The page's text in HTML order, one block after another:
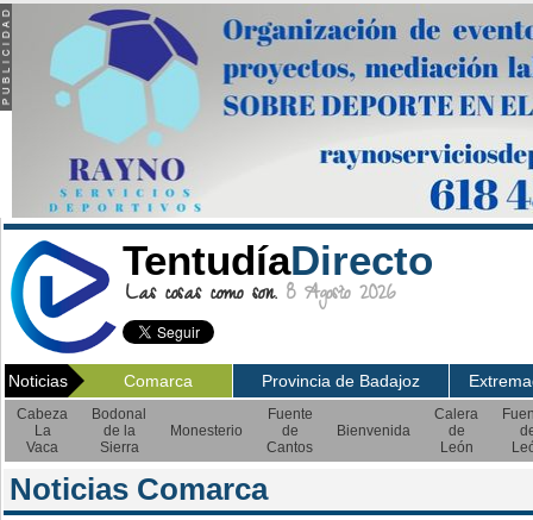
TentudíaDirecto
Las cosas como son. 8 Agosto 2026
Noticias Comarca Provincia de Badajoz
Cabeza
La
Vaca
Bodonal
de la
Sierra
Monesterio
Fuente
de
Cantos
Bienvenida
Calera
de
León
Noticias Comarca